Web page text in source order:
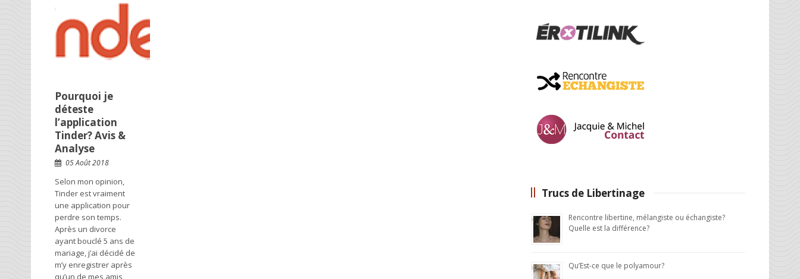
Pourquoi je
déteste
l’application
Tinder? Avis &
Analyse
05 Août 2018
Selon mon opinion,
Tinder est vraiment
une application pour
perdre son temps.
Après un divorce
ayant bouclé 5 ans de
mariage, j’ai décidé de
m’y enregistrer après
qu’un de mes amis
Trucs de Libertinage
Rencontre libertine, mélangiste ou échangiste?
Quelle est la différence?
Qu’Est-ce que le polyamour?